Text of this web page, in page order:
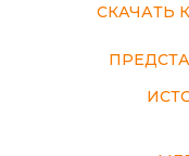
СКАЧАТЬ